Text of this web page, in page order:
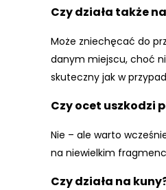
Czy działa także
Może zniechęcać do
danym miejscu, choć
skuteczny jak w
Czy ocet uszkodzi
Nie – ale warto
na niewielkim
Czy działa na